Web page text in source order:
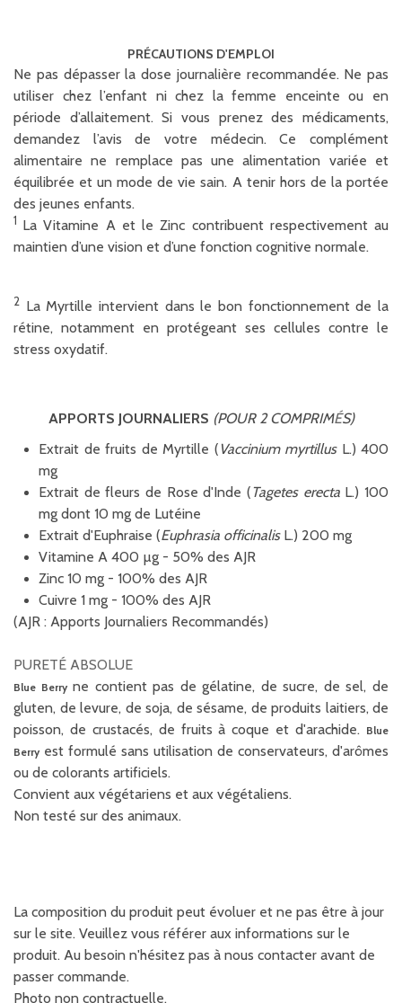
PRÉ CAUTIONS D'EMPLOI
Ne pas dépasser la dose journalière recommandée. Ne pas
utiliser chez l’enfant ni chez la femme enceinte ou en
période d’allaitement. Si vous prenez des médicaments,
demandez l’avis de votre médecin. Ce complément
alimentaire ne remplace pas une alimentation variée et
équilibrée et un mode de vie sain. A tenir hors de la portée
des jeunes enfants.
1 La Vitamine A et le Zinc contribuent respectivement au
maintien d’une vision et d’une fonction cognitive normale.
2 La Myrtille intervient dans le bon fonctionnement de la
rétine, notamment en protégeant ses cellules contre le
stress oxydatif.
APPORTS JOURNALIERS (POUR 2 COMPRIMÉS)
Extrait de fruits de Myrtille ( Vaccinium myrtillus L.) 400
mg
Extrait de fleurs de Rose d'Inde (Tagetes erecta L.) 100
mg dont 10 mg de Lutéine
Extrait d'Euphraise (Euphrasia officinalis L.) 200 mg
Vitamine A 400 µg - 50% des AJR
Zinc 10 mg - 100% des AJR
Cuivre 1 mg - 100% des AJR
(AJR : Apports Journaliers Recommandés)
PURETÉ ABSOLUE
Blue Berryne contient pas de gélatine, de sucre, de sel, de
gluten, de levure, de soja, de sésame, de produits laitiers, de
poisson, de crustacés, de fruits à coque et d'arachide. Blue
Berry est formulé sans utilisation de conservateurs, d'arômes
ou de colorants artificiels.
Convient aux végétariens et aux végétaliens.
Non testé sur des animaux.
La composition du produit peut évoluer et ne pas être à jour
sur le site. Veuillez vous référer aux informations sur le
produit. Au besoin n'hésitez pas à nous contacter avant de
passer commande.
Photo non contractuelle.